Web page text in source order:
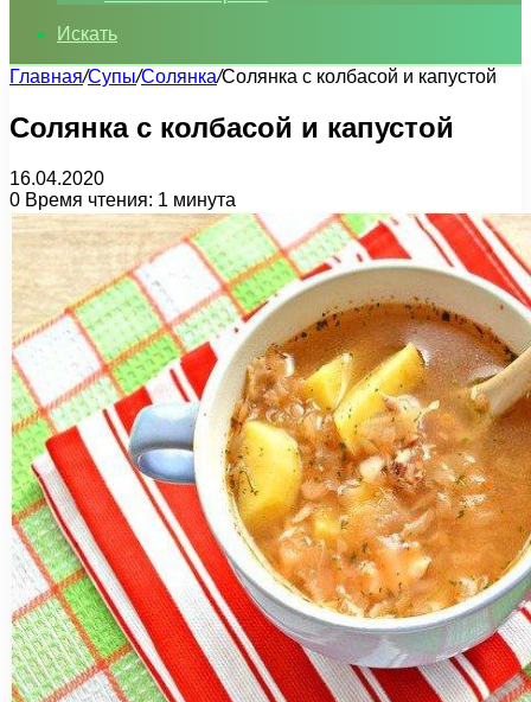
Искать
Главная/Супы/Солянка/Солянка с колбасой и капустой
Солянка с колбасой и капустой
16.04.2020
0 Время чтения: 1 минута